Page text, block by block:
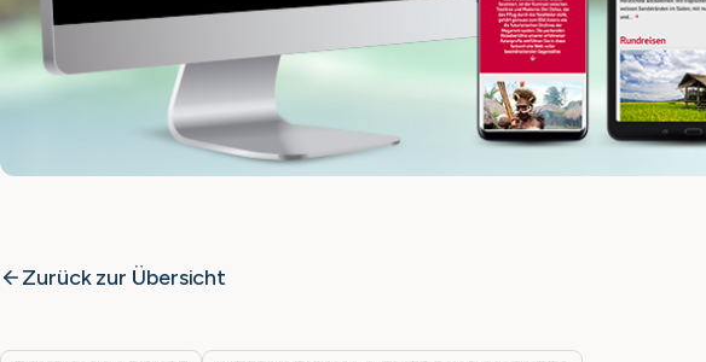
Zurück zur Übersicht